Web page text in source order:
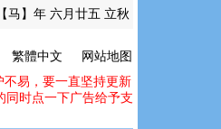
马】年 六月廿五 立秋
繁體中文
网站地图
不易，要一直坚持更新
同时点一下广告给予支